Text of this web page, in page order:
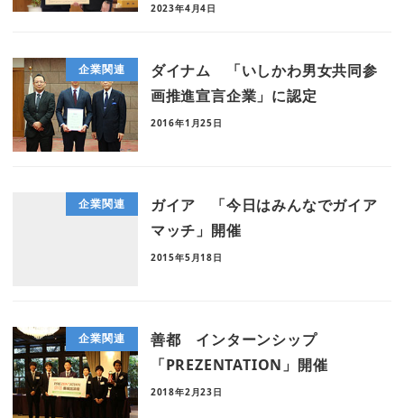
2023年4月4日
企業関連
ダイナム 「いしかわ男女共同参
画推進宣言企業」に認定
2016年1月25日
企業関連
ガイア 「今日はみんなでガイア
マッチ」開催
2015年5月18日
企業関連
善都 インターンシップ
「PREZENTATION」開催
2018年2月23日